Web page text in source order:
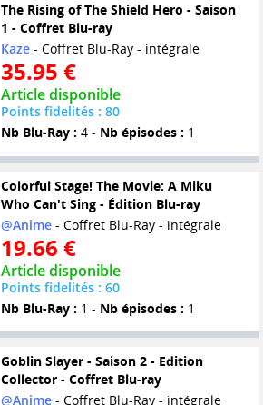
The Rising of The Shield Hero - Saison
1 - Coffret Blu-ray
Kaze- Coffret Blu-Ray - intégrale
35.95 €
Article disponible
Points fidelités : 80
Nb Blu-Ray : 4 - Nb épisodes : 1
Colorful Stage! The Movie: A Miku
Who Can't Sing - Édition Blu-ray
@Anime- Coffret Blu-Ray - intégrale
19.66 €
Article disponible
Points fidelités : 60
Nb Blu-Ray : 1 - Nb épisodes : 1
Goblin Slayer - Saison 2 - Edition
Collector - Coffret Blu-ray
@Anime- Coffret Blu-Ray - intégrale